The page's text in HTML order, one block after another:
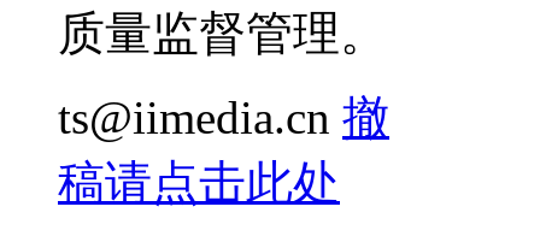
质量监督管理。
ts@iimedia.cn 撤
稿请点击此处